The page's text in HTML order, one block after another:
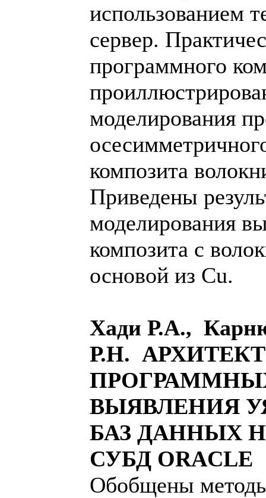
использованием
сервер.
программного
моделирования
композита
Приведены
моделирования
композита с
основой из Cu.
Хади Р.А.,
Р.Н.
ВЫЯВЛЕНИЯ
БАЗ ДАННЫХ
СУБД ORACLE
Обобщены